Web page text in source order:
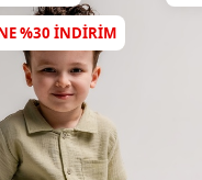
%30 INDIRIM